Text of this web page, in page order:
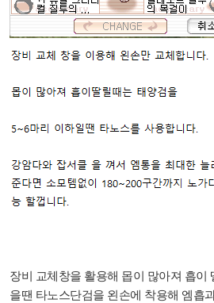
장비 교체창을 활용해 몹이 많아져 흡이
을땐 타노스단검을 왼손에 착용해 엠흡